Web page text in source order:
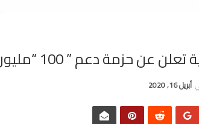
” 100 “مليون دولار للصحافة الاقليمية
أبريل 16, 2020